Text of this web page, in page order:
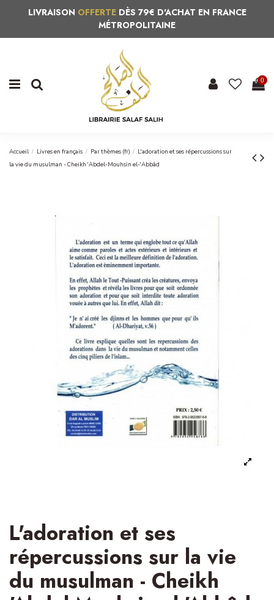
LIVRAISON OFFERTEDÈS 79€ D'ACHAT EN FRANCE
MÉTROPOLITAINE
0
Accueil Livres en français Par thèmes (fr)
L'adoration et ses répercussions sur
la vie du musulman - Cheikh 'Abdel-Mouhsin el-'Abbâd
L'adoration et ses
répercussions sur la vie
du musulman - Cheikh